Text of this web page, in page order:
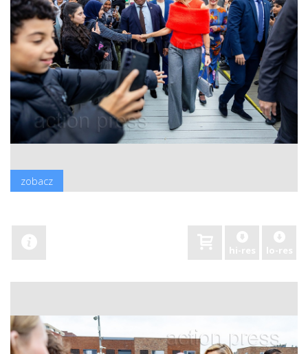
zobacz
hi-res lo-res